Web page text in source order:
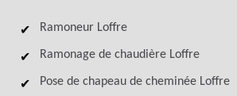
Ramoneur Loffre
Ramonage de chaudière Loffre
Pose de chapeau de cheminée Loffre